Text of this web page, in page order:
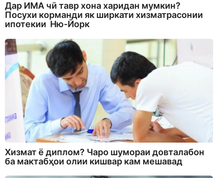
Дар ИМА чӣ тавр хона харидан мумкин?
Посухи корманди як ширкати хизматрасонии
ипотекии Ню-Йорк
Хизмат ё диплом? Чаро шумораи довталабон
ба мактабҳои олии кишвар кам мешавад